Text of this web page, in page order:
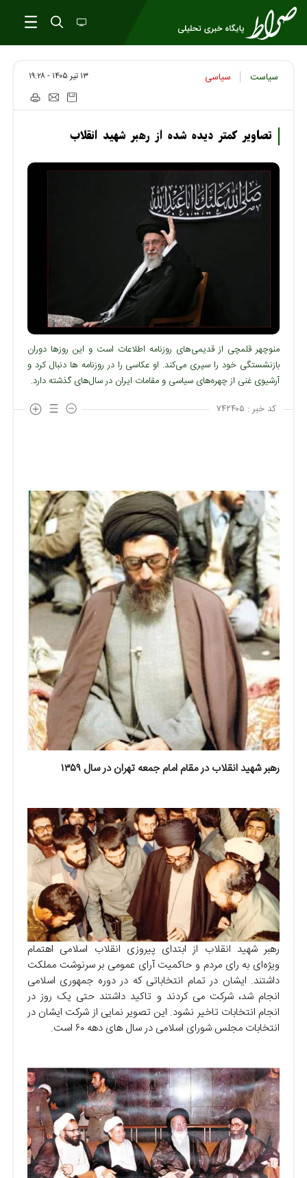
سیاست سیاسی ۱۳ تير ۱۴۰۵ - ۱۹:۲۸
تصاویر کمتر دیده شده از رهبر شهید انقلاب
منوچهر قلمچی از قدیمی‌های روزنامه اطلاعات است و این روزها دوران
بازنشستگی خود را سپری می‌کند. او عکاسی را در روزنامه ها دنبال کرد و
آرشیوی غنی از چهره‌های سیاسی و مقامات ایران در سال‌های گذشته دارد.
کد خبر : ۷۴۲۴۰۵
رهبر شهید انقلاب در مقام امام جمعه تهران در سال ۱۳۵۹
رهبر شهید انقلاب از ابتدای پیروزی انقلاب اسلامی اهتمام
ویژه‌ای به رای مردم و حاکمیت آرای عمومی بر سرنوشت مملکت
داشتند. ایشان در تمام انتخاباتی که در دوره جمهوری اسلامی
انجام شد، شرکت می کردند و تاکید داشتند حتی یک روز در
انجام انتخابات تاخیر نشود. این تصویر نمایی از شرکت ایشان در
انتخابات مجلس شورای اسلامی در سال های دهه ۶۰ است.